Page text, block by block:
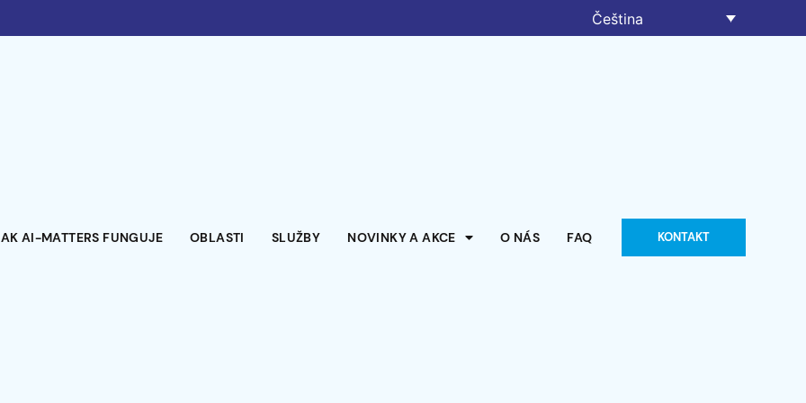
Čeština
AI-MATTERS FUNGUJE OBLASTI SLUŽBY NOVINKY A AKCE O NÁS FAQ KONTAKT